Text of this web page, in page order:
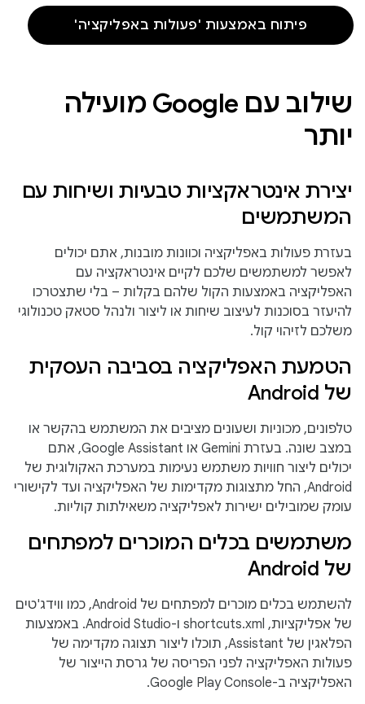
פיתוח באמצעות 'פעולות באפליקציה'
שילוב עם Google מועילה
יותר
יצירת אינטראקציות טבעיות ושיחות עם
המשתמשים
בעזרת פעולות באפליקציה וכוונות מובנות, אתם יכולים
לאפשר למשתמשים שלכם לקיים אינטראקציה עם
האפליקציה באמצעות הקול שלהם בקלות – בלי שתצטרכו
להיעזר בסוכנות לעיצוב שיחות או ליצור ולנהל סטאק טכנולוגי
משלכם לזיהוי קול.
הטמעת האפליקציה בסביבה העסקית
של Android
טלפונים, מכוניות ושעונים מציבים את המשתמש בהקשר או
במצב שונה. בעזרת Gemini או Google Assistant, אתם
יכולים ליצור חוויות משתמש נעימות במערכת האקולוגית של
Android, החל מתצוגות מקדימות של האפליקציה ועד לקישורי
עומק שמובילים ישירות לאפליקציה משאילתות קוליות.
משתמשים בכלים המוכרים למפתחים
של Android
להשתמש בכלים מוכרים למפתחים של Android, כמו ווידג'טים
של אפליקציות, shortcuts.xml ו-Android Studio. באמצעות
הפלאגין של Assistant, תוכלו ליצור תצוגה מקדימה של
פעולות האפליקציה לפני הפריסה של גרסת הייצור של
האפליקציה ב-Google Play Console.